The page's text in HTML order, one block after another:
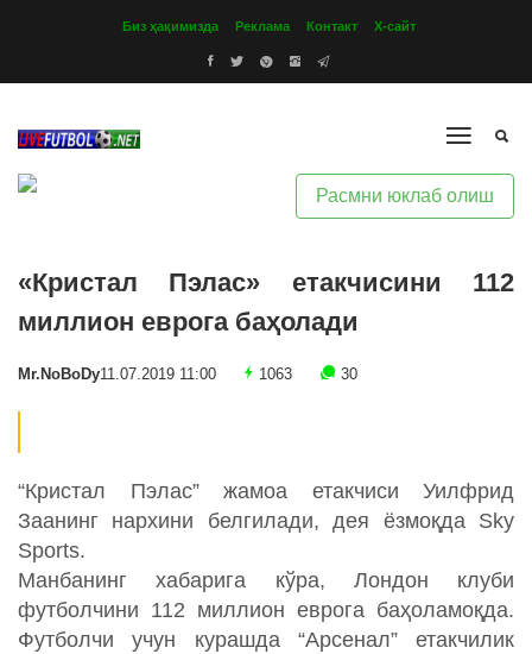
Биз ҳақимизда Реклама Контакт Х-сайт
Расмни юклаб олиш
«Кристал Пэлас» етакчисини 112
миллион еврога баҳолади
Mr.NoBoDy11.07.2019 11:00 1063 30
“Кристал Пэлас” жамоа етакчиси Уилфрид
Заанинг нархини белгилади, дея ёзмоқда Sky
Sports.
Манбанинг хабарига кўра, Лондон клуби
футболчини 112 миллион еврога баҳоламоқда.
Футболчи учун курашда “Арсенал” етакчилик